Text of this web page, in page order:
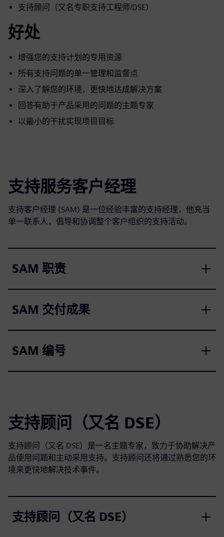
支持顾问（又名专职支持工程师/DSE）
好处
增强您的支持计划的专用资源
所有支持问题的单一管理和监督点
深入了解您的环境，更快地达成解决方案
回答有助于产品采用的问题的主题专家
以最小的干扰实现项目目标
支持服务客户经理
支持客户经理 (SAM) 是一位经验丰富的支持经理，他充当
单一联系人，倡导和协调整个客户组织的支持活动。
SAM 职责
SAM 交付成果
SAM 编号
支持顾问（又名 DSE）
支持顾问（又名 DSE）是一名主题专家，致力于协助解决产
品使用问题和主动采用支持。支持顾问还将通过熟悉您的环
境来更快地解决技术事件。
支持顾问（又名 DSE）